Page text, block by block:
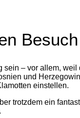
– vor allem,
und
einstellen.
trotzdem ein